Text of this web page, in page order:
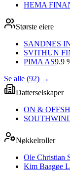
HEMA
Største eiere
SANDNES
SVITHUN
PIMA AS9.9
Se alle (92) →
Datterselskaper
ON &
Nøkkelroller
Ole Christian
Kim Baagøe